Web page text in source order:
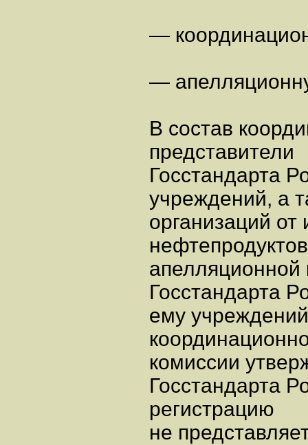
—
—
В состав
представители
Госстандарта
учреждений, а
организаций от
Госстандарта
ему
комиссии
Госстандарта
регистрацию
не